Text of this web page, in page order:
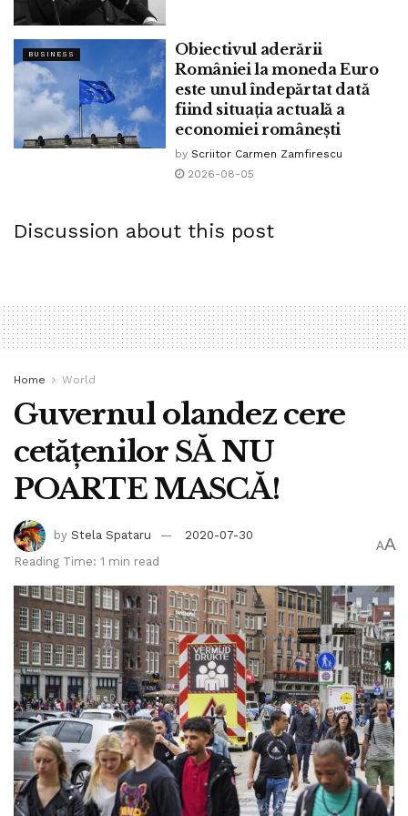
BUSINESS
Obiectivul aderării
României la moneda Euro
este unul îndepărtat dată
fiind situația actuală a
economiei românești
by Scriitor Carmen Zamfirescu
2026-08-05
Discussion about this post
Home World
Guvernul olandez cere
cetățenilor SĂ NU
POARTE MASCĂ!
by Stela Spataru
2020-07-30
Reading Time: 1 min read
AA